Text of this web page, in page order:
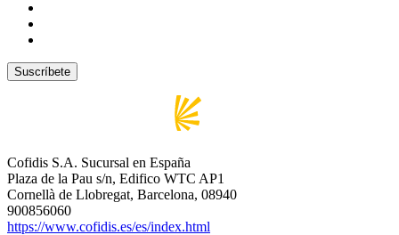
Cofidis S.A. Sucursal en España
Plaza de la Pau s/n, Edifico WTC AP1
Cornellà de Llobregat, Barcelona, 08940
900856060
https://www.cofidis.es/es/index.html